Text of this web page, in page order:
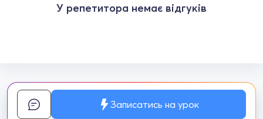
У репетитора немає відгуків
Записатись на урок